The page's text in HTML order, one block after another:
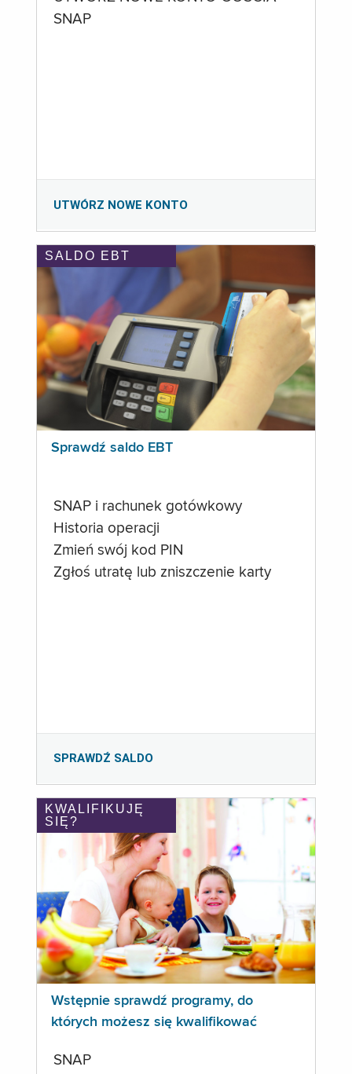
SNAP
UTWÓRZ NOWE KONTO
SALDO EBT
Sprawdź saldo EBT
SNAP i rachunek gotówkowy
Historia operacji
Zmień swój kod PIN
Zgłoś utratę lub zniszczenie karty
SPRAWDŹ SALDO
KWALIFIKUJĘ
SIĘ?
Wstępnie sprawdź programy, do
których możesz się kwalifikować
SNAP